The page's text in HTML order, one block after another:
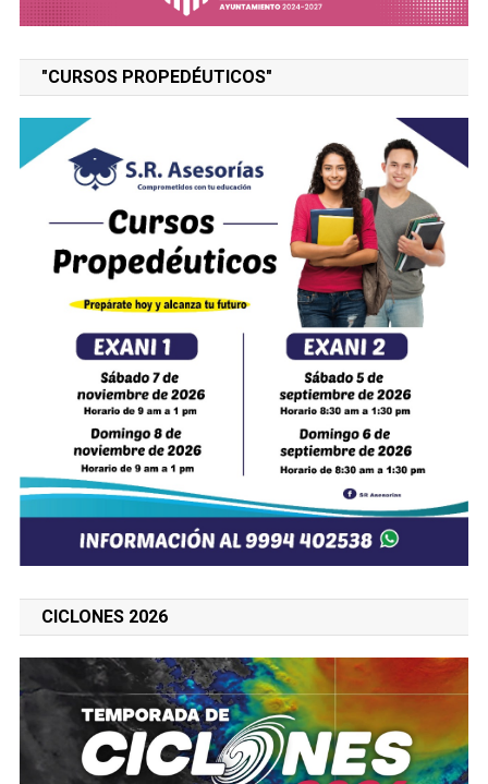
"CURSOS PROPEDÉUTICOS"
CICLONES 2026